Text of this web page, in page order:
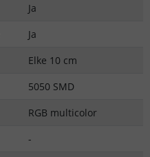
Ja
Ja
Elke 10 cm
5050 SMD
RGB multicolor
-